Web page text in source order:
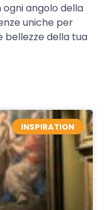
ogni angolo della
uniche per
bellezze della tua
INSPIRATION